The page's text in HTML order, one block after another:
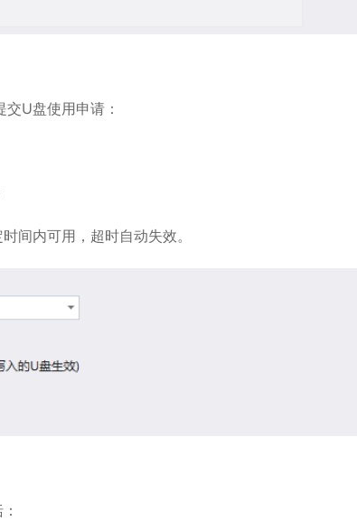
U盘使用申请：
间内可用，超时自动失效。